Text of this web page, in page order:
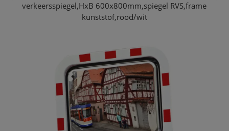
verkeersspiegel,HxB 600x800mm,spiegel RVS,frame
kunststof,rood/wit